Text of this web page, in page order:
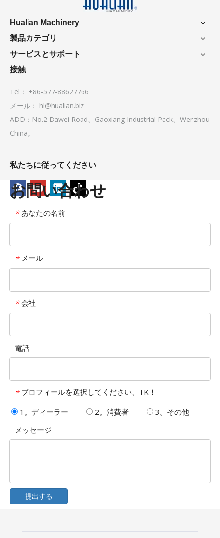
Hualian Machinery
製品カテゴリ
サービスとサポート
接触
Tel： +86-577-88627766
メール： hl@hualian.biz
ADD：No.2 Dawei Road、Gaoxiang Industrial Pack、Wenzhou
China。
私たちに従ってください
お問い合わせ
* あなたの名前
* メール
* 会社
電話
* プロフィールを選択してください、TK！
1。ディーラー
2。消費者
3。その他
メッセージ
提出する